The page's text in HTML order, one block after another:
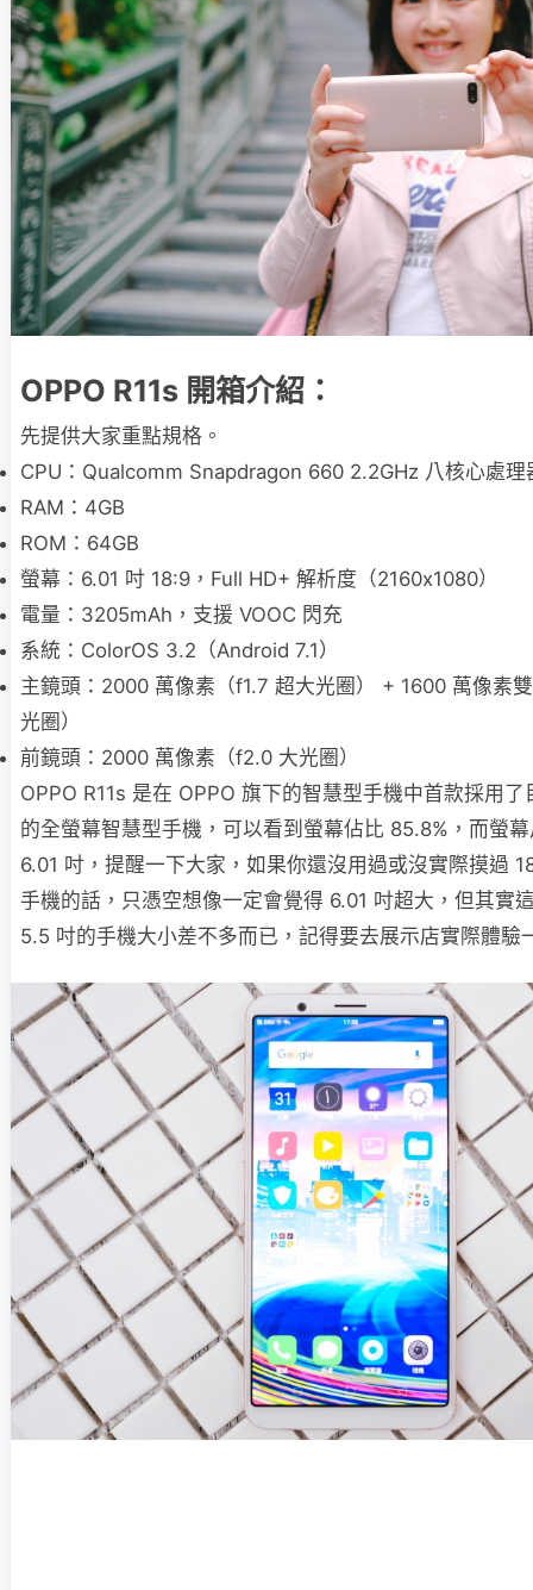
OPPO R11s 開箱介紹：
先提供大家重點規格。
CPU：Qualcomm Snapdragon 660 2.2GHz 八核心處理
RAM：4GB
ROM：64GB
螢幕：6.01 吋 18:9，Full HD+ 解析度（2160x1080）
電量：3205mAh，支援 VOOC 閃充
系統：ColorOS 3.2（Android 7.1）
主鏡頭：2000 萬像素（f1.7 超大光圈） + 1600 萬像素
光圈）
前鏡頭：2000 萬像素（f2.0 大光圈）
OPPO R11s 是在 OPPO 旗下的智慧型手機中首款採用
的全螢幕智慧型手機，可以看到螢幕佔比 85.8%，而螢
6.01 吋，提醒一下大家，如果你還沒用過或沒實際摸過
手機的話，只憑空想像一定會覺得 6.01 吋超大，但其實
5.5 吋的手機大小差不多而已，記得要去展示店實際體驗